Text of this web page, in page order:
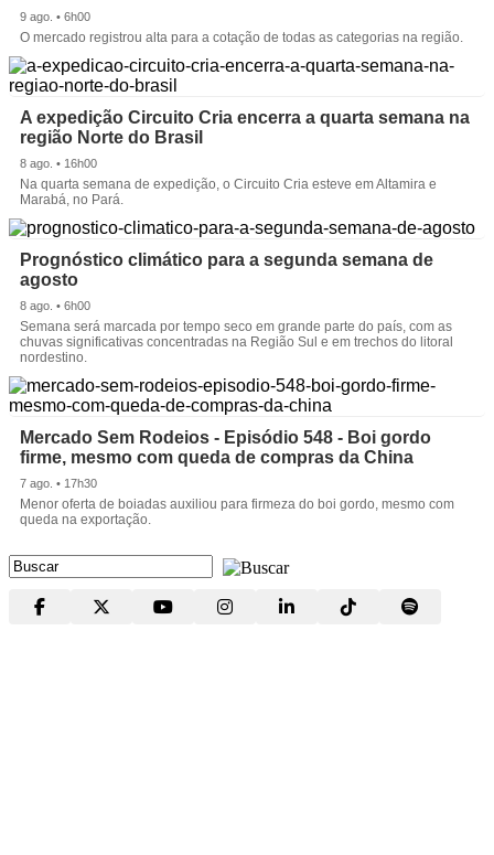
9 ago. • 6h00
O mercado registrou alta para a cotação de todas as categorias na região.
A expedição Circuito Cria encerra a quarta semana na
região Norte do Brasil
8 ago. • 16h00
Na quarta semana de expedição, o Circuito Cria esteve em Altamira e
Marabá, no Pará.
Prognóstico climático para a segunda semana de
agosto
8 ago. • 6h00
Semana será marcada por tempo seco em grande parte do país, com as
chuvas significativas concentradas na Região Sul e em trechos do litoral
nordestino.
Mercado Sem Rodeios - Episódio 548 - Boi gordo
firme, mesmo com queda de compras da China
7 ago. • 17h30
Menor oferta de boiadas auxiliou para firmeza do boi gordo, mesmo com
queda na exportação.